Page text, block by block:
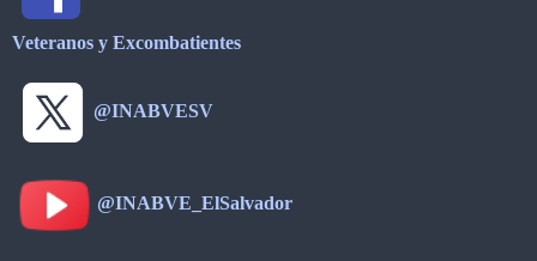
Veteranos y Excombatientes
@INABVESV
@INABVE_ElSalvador